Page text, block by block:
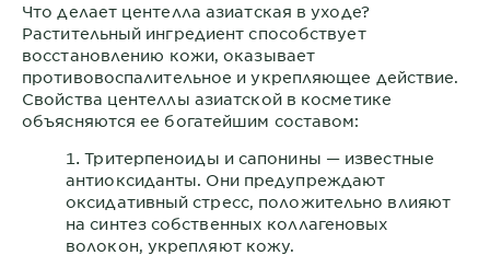
Что делает центелла азиатская в уходе?
Растительный ингредиент способствует
восстановлению кожи, оказывает
противовоспалительное и укрепляющее действие.
Свойства центеллы азиатской в косметике
объясняются ее богатейшим составом:
Тритерпеноиды и сапонины — известные
антиоксиданты. Они предупреждают
оксидативный стресс, положительно влияют
на синтез собственных коллагеновых
волокон, укрепляют кожу.